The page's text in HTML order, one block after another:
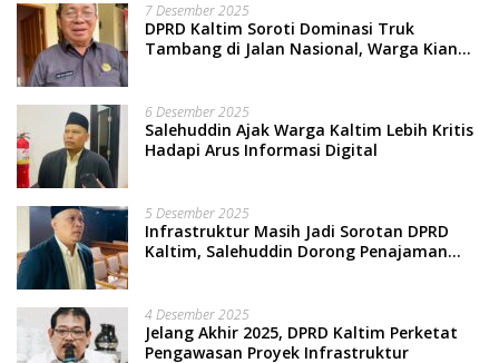
7 Desember 2025
DPRD Kaltim Soroti Dominasi Truk
Tambang di Jalan Nasional, Warga Kian
6 Desember 2025
Salehuddin Ajak Warga Kaltim Lebih Kritis
Hadapi Arus Informasi Digital
5 Desember 2025
Infrastruktur Masih Jadi Sorotan DPRD
Kaltim, Salehuddin Dorong Penajaman
4 Desember 2025
Jelang Akhir 2025, DPRD Kaltim Perketat
Pengawasan Proyek Infrastruktur